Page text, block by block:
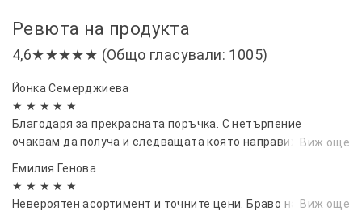
Ревюта на продукта
4,6★★★★★ (Общо гласували: 1005)
Йонка Семерджиева
★ ★ ★ ★ ★
Благодаря за прекрасната поръчка. С нетърпение
очаквам да получа и следващата която направих преди
Виж още
Емилия Генова
★ ★ ★ ★ ★
Невероятен асортимент и точните цени. Браво на вас.Виж още